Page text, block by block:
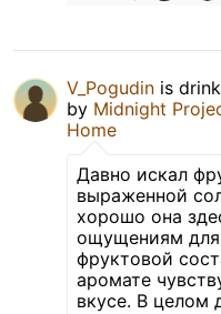
V_Pogudin is
by Midnight
Home
Давно искал
выраженной
хорошо она
ощущениям для
фруктовой
аромате
вкусе. В целом